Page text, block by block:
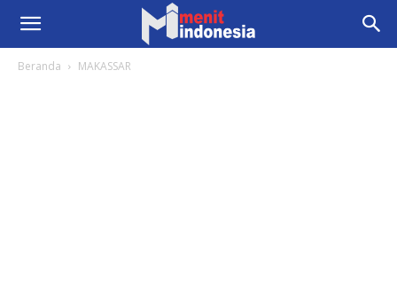
Beranda MAKASSAR